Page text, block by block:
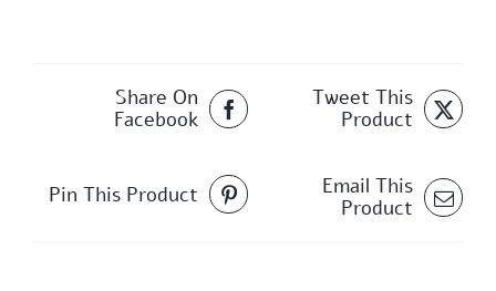
Share On
Facebook
Tweet This
Product
Pin This Product
Email This
Product